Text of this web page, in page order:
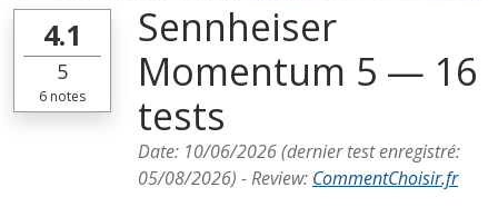
4.1
5
6 notes
Sennheiser
Momentum 5 — 16
tests
Date: 10/06/2026(dernier test enregistré:
05/08/2026) -Review: CommentChoisir.fr